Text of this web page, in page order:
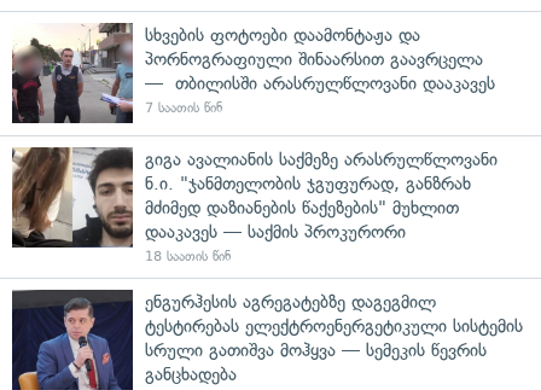
სხვების ფოტოები დაამონტაჟა და
პორნოგრაფიული შინაარსით გაავრცელა
— თბილისში არასრულწლოვანი დააკავეს
7 საათის წინ
გიგა ავალიანის საქმეზე არასრულწლოვანი
ნ.ი. "ჯანმთელობის ჯგუფურად, განზრახ
მძიმედ დაზიანების წაქეზების" მუხლით
დააკავეს — საქმის პროკურორი
18 საათის წინ
ენგურჰესის აგრეგატებზე დაგეგმილ
ტესტირებას ელექტროენერგეტიკული სისტემის
სრული გათიშვა მოჰყვა — სემეკის წევრის
განცხადება